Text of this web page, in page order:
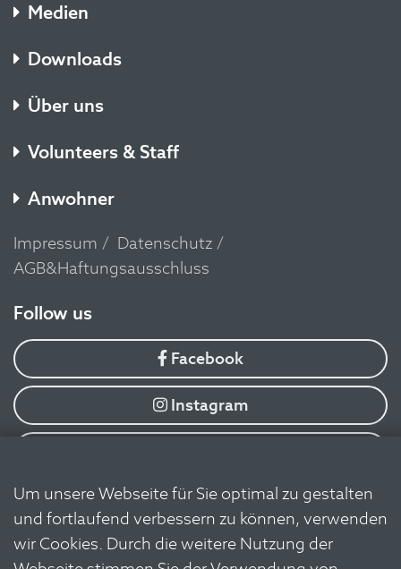
Medien
Downloads
Über uns
Volunteers & Staff
Anwohner
Impressum
Datenschutz
AGB&Haftungsausschluss
​Follow us
Facebook
Instagram
Flickr
Linkedin
Um unsere Webseite für Sie optimal zu gestalten
und fortlaufend verbessern zu können, verwenden
wir Cookies. Durch die weitere Nutzung der